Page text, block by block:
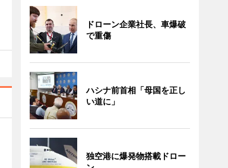
ドローン企業社長、車爆破
で重傷
ハシナ前首相「母国を正し
い道に」
独空港に爆発物搭載ドロー